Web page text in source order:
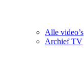
Alle video’s
Archief TV